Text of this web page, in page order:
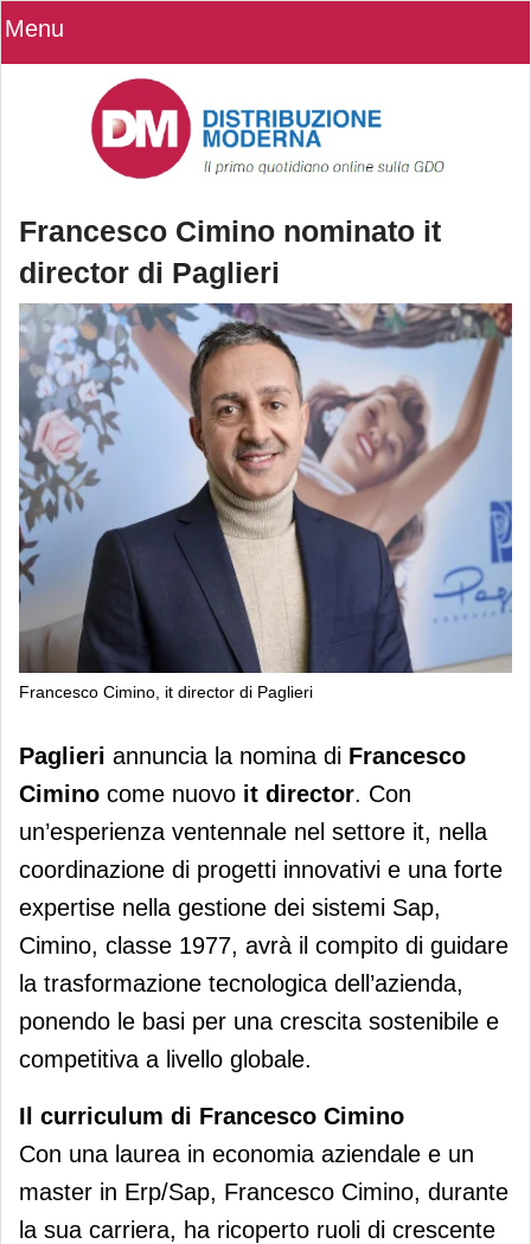
Menu
Francesco Cimino nominato it
director di Paglieri
Francesco Cimino, it director di Paglieri
Francesco Cimino nominato it
director di Paglieri
Paglieri annuncia la nomina di Francesco
Cimino come nuovo it director. Con
un’esperienza ventennale nel settore it, nella
coordinazione di progetti innovativi e una forte
expertise nella gestione dei sistemi Sap,
Cimino, classe 1977, avrà il compito di guidare
la trasformazione tecnologica dell’azienda,
ponendo le basi per una crescita sostenibile e
competitiva a livello globale.
Il curriculum di Francesco Cimino
Con una laurea in economia aziendale e un
master in Erp/Sap, Francesco Cimino, durante
la sua carriera, ha ricoperto ruoli di crescente